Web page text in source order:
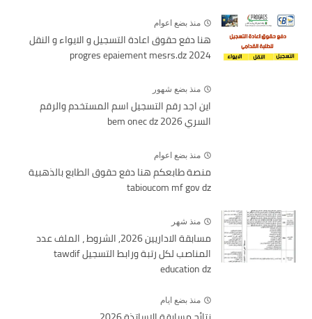
منذ بضع اعوام
هنا دفع حقوق اعادة التسجيل و الايواء و النقل
2024 progres epaiement mesrs.dz
منذ بضع شهور
اين اجد رقم التسجيل اسم المستخدم والرقم
السري bem onec dz 2026
منذ بضع اعوام
منصة طابعكم هنا دفع حقوق الطابع بالذهبية
tabioucom mf gov dz
منذ شهر
مسابقة الاداريين 2026, الشروط ، الملف عدد
المناصب لكل رتبة ورابط التسجيل tawdif
education dz
منذ بضع ايام